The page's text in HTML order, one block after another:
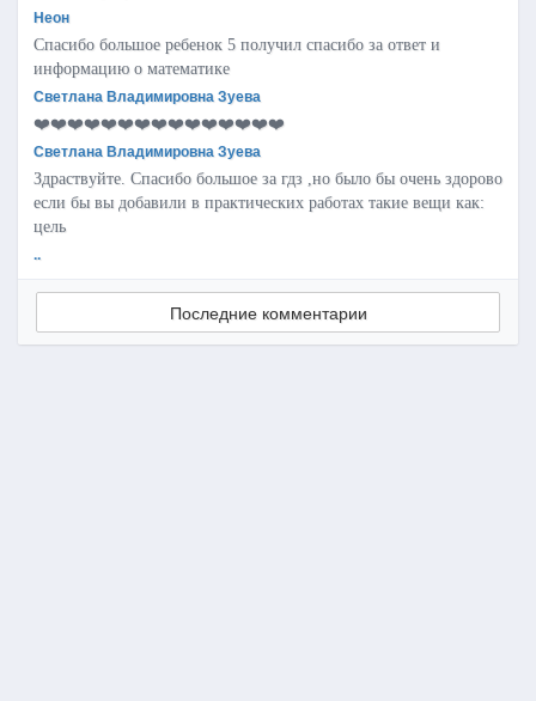
Неон
Спасибо большое ребенок 5 получил спасибо за ответ и
информацию о математике
Светлана Владимировна Зуева
❤️❤️❤️❤️❤️❤️❤️❤️❤️❤️❤️❤️❤️❤️❤️
Светлана Владимировна Зуева
Здраствуйте. Спасибо большое за гдз ,но было бы очень здорово
если бы вы добавили в практических работах такие вещи как:
цель
..
Последние комментарии